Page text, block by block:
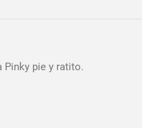
Pinky pie y ratito.